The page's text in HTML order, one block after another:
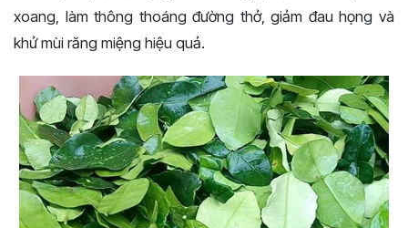
xoang, làm thông thoáng đường thở, giảm đau họng và
khử mùi răng miệng hiệu quả.